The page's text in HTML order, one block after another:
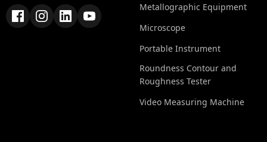
Metallographic Equipment
Microscope
Portable Instrument
Roundness Contour and
Roughness Tester
Video Measuring Machine